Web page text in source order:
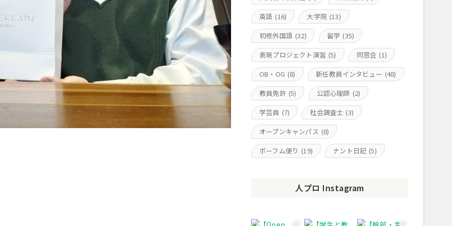
英語 (16) 大学院 (13)
初修外国語 (32) 留学 (35)
表現プロジェクト演習 (5) 同窓会 (1)
OB・OG (8) 新任教員インタビュー (48)
教員免許 (5) 公認心理師 (2)
学芸員 (7) 社会調査士 (3)
オープンキャンパス (8)
ボーフム便り (19) ナント日記 (5)
人プロ Instagram